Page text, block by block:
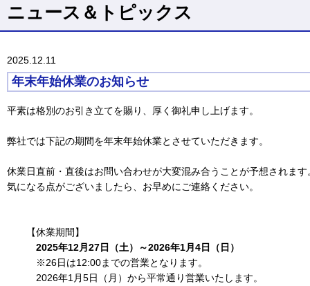
ニュース＆トピックス
2025.12.11
年末年始休業のお知らせ
平素は格別のお引き立てを賜り、厚く御礼申し上げます。
弊社では下記の期間を年末年始休業とさせていただきます。
休業日直前・直後はお問い合わせが大変混み合うことが予想されます
気になる点がございましたら、お早めにご連絡ください。
【休業期間】
2025年12月27日（土）～2026年1月4日（日）
※26日は12:00までの営業となります。
2026年1月5日（月）から平常通り営業いたします。